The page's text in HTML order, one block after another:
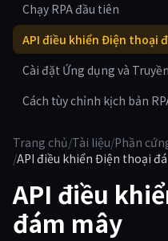
Chạy RPA đầu tiên
API điều khiển Điện thoại
Cài đặt Ứng dụng và
Cách tùy chỉnh kịch bản
Trang chủ/Tài liệu/Phần
/API điều khiển Điện thoại
API điều
đám mây